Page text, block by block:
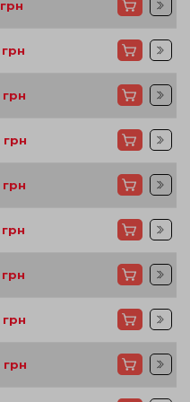
грн
грн
грн
грн
грн
грн
грн
грн
грн